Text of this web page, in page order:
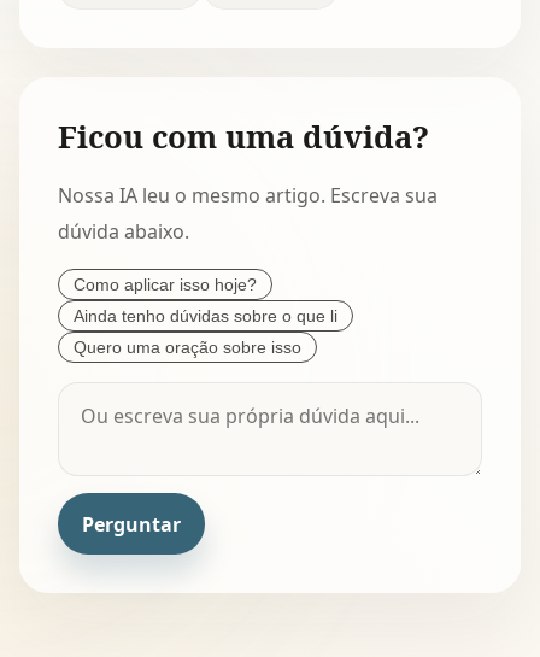
Ficou com uma dúvida?
Nossa IA leu o mesmo artigo. Escreva sua
dúvida abaixo.
Como aplicar isso hoje?
Ainda tenho dúvidas sobre o que li
Quero uma oração sobre isso
Perguntar